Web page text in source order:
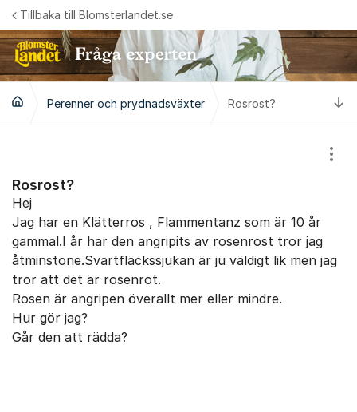
Hoppa till innehåll
Tillbaka till Blomsterlandet.se
Perenner och prydnadsväxter Rosrost?
Rosrost?
Hej
Jag har en Klätterros , Flammentanz som är 10 år
gammal.I år har den angripits av rosenrost tror jag
åtminstone.Svartfläckssjukan är ju väldigt lik men jag
tror att det är rosenrot.
Rosen är angripen överallt mer eller mindre.
Hur gör jag?
Går den att rädda?